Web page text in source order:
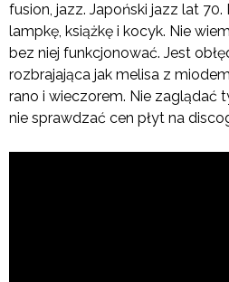
fusion, jazz. Japoński jazz lat
lampkę, książkę i kocyk. Nie
bez niej funkcjonować. Jest
rozbrajająca jak melisa z
rano i wieczorem. Nie zaglądać
nie sprawdzać cen płyt na